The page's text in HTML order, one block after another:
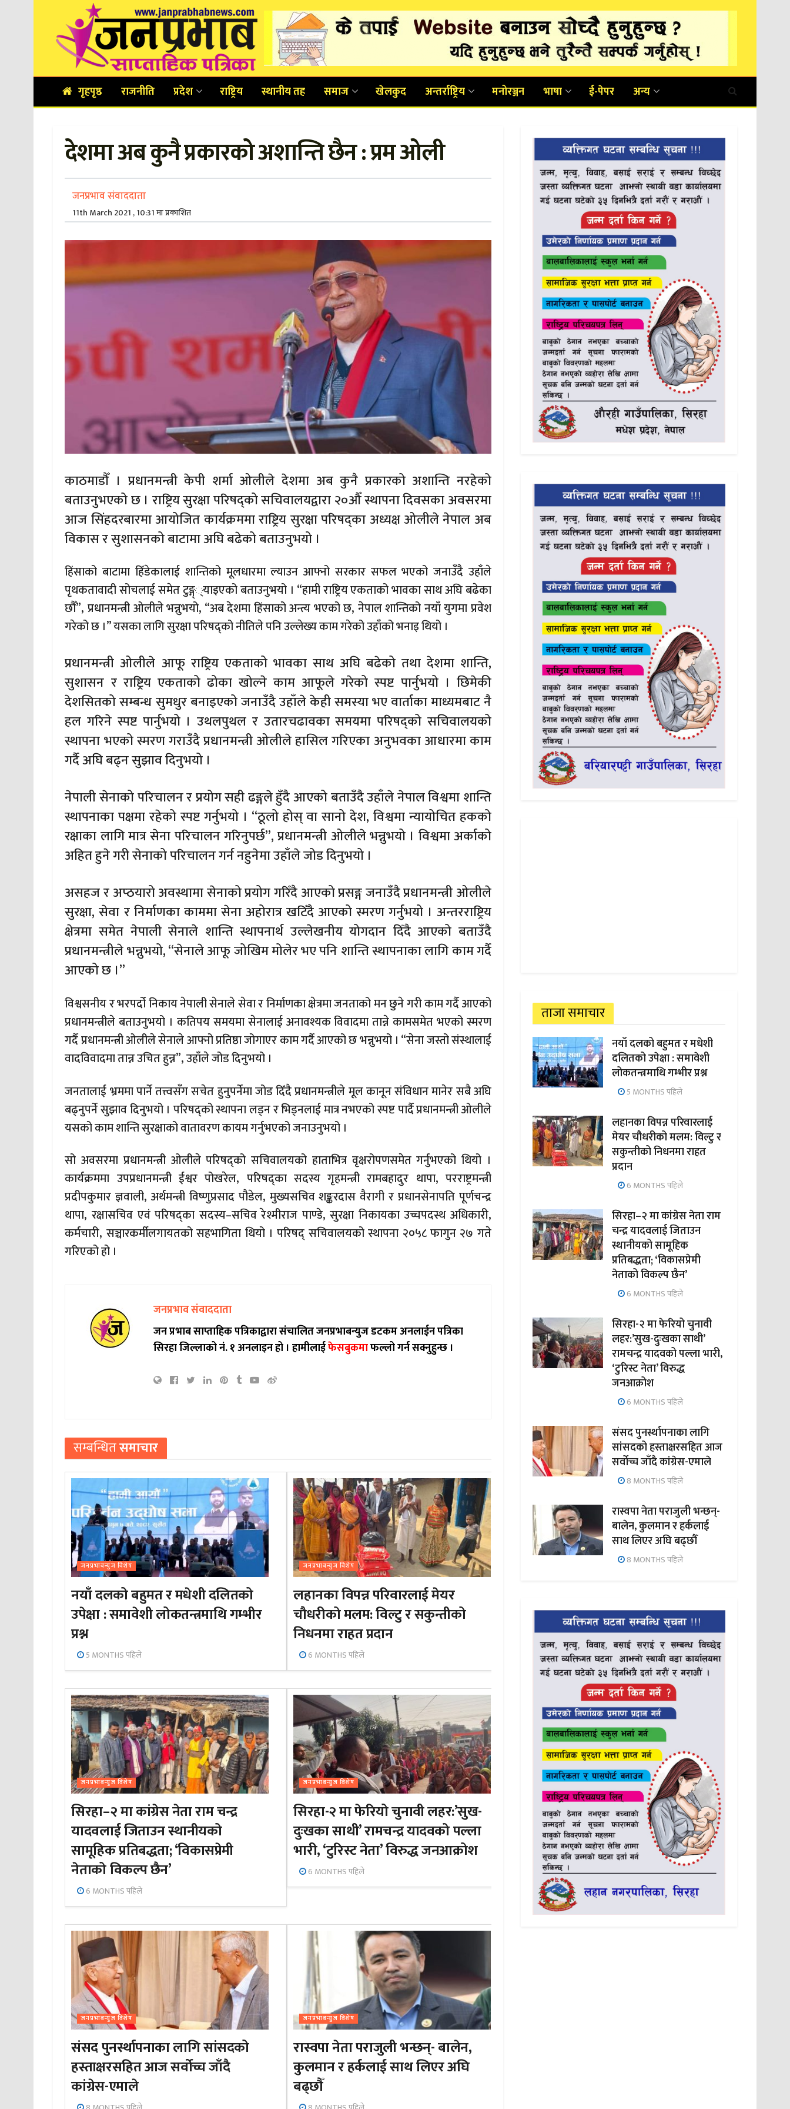
गृहपृष्ठ राजनीति प्रदेश राष्ट्रिय स्थानीय तह समाज खेलकुद अन्तर्राष्ट्रिय मनोरञ्जन भाषा ई-पेपर अन्य
देशमा अब कुनै प्रकारको अशान्ति छैन : प्रम ओली
जनप्रभाव संवाददाता
11th March 2021 , 10:31 मा प्रकाशित
काठमाडौँ । प्रधानमन्त्री केपी शर्मा ओलीले देशमा अब कुनै प्रकारको अशान्ति नरहेको
बताउनुभएको छ । राष्ट्रिय सुरक्षा परिषद्को सचिवालयद्वारा २०औँ स्थापना दिवसका अवसरमा
आज सिंहदरबारमा आयोजित कार्यक्रममा राष्ट्रिय सुरक्षा परिषद्का अध्यक्ष ओलीले नेपाल अब
विकास र सुशासनको बाटामा अघि बढेको बताउनुभयो ।
हिंसाको बाटामा हिँडेकालाई शान्तिको मूलधारमा ल्याउन आफ्नो सरकार सफल भएको जनाउँदै उहाँले
पृथकतावादी सोचलाई समेत टुङ्ग््याइएको बताउनुभयो । “हामी राष्ट्रिय एकताको भावका साथ अघि बढेका
छौँ”, प्रधानमन्त्री ओलीले भन्नुभयो, “अब देशमा हिंसाको अन्त्य भएको छ, नेपाल शान्तिको नयाँ युगमा प्रवेश
गरेको छ ।” यसका लागि सुरक्षा परिषद्को नीतिले पनि उल्लेख्य काम गरेको उहाँको भनाइ थियो ।
प्रधानमन्त्री ओलीले आफू राष्ट्रिय एकताको भावका साथ अघि बढेको तथा देशमा शान्ति,
सुशासन र राष्ट्रिय एकताको ढोका खोल्ने काम आफूले गरेको स्पष्ट पार्नुभयो । छिमेकी
देशसितको सम्बन्ध सुमधुर बनाइएको जनाउँदै उहाँले केही समस्या भए वार्ताका माध्यमबाट नै
हल गरिने स्पष्ट पार्नुभयो । उथलपुथल र उतारचढावका समयमा परिषद्को सचिवालयको
स्थापना भएको स्मरण गराउँदै प्रधानमन्त्री ओलीले हासिल गरिएका अनुभवका आधारमा काम
गर्दै अघि बढ्न सुझाव दिनुभयो ।
नेपाली सेनाको परिचालन र प्रयोग सही ढङ्गले हुँदै आएको बताउँदै उहाँले नेपाल विश्वमा शान्ति
स्थापनाका पक्षमा रहेको स्पष्ट गर्नुभयो । “ठूलो होस् वा सानो देश, विश्वमा न्यायोचित हकको
रक्षाका लागि मात्र सेना परिचालन गरिनुपर्छ”, प्रधानमन्त्री ओलीले भन्नुभयो । विश्वमा अर्काको
अहित हुने गरी सेनाको परिचालन गर्न नहुनेमा उहाँले जोड दिनुभयो ।
असहज र अप्ठयारो अवस्थामा सेनाको प्रयोग गरिँदै आएको प्रसङ्ग जनाउँदै प्रधानमन्त्री ओलीले
सुरक्षा, सेवा र निर्माणका काममा सेना अहोरात्र खटिँदै आएको स्मरण गर्नुभयो । अन्तरराष्ट्रिय
क्षेत्रमा समेत नेपाली सेनाले शान्ति स्थापनार्थ उल्लेखनीय योगदान दिँदै आएको बताउँदै
प्रधानमन्त्रीले भन्नुभयो, “सेनाले आफू जोखिम मोलेर भए पनि शान्ति स्थापनाका लागि काम गर्दै
आएको छ ।”
विश्वसनीय र भरपर्दो निकाय नेपाली सेनाले सेवा र निर्माणका क्षेत्रमा जनताको मन छुने गरी काम गर्दै आएको
प्रधानमन्त्रीले बताउनुभयो । कतिपय समयमा सेनालाई अनावश्यक विवादमा तान्ने कामसमेत भएको स्मरण
गर्दै प्रधानमन्त्री ओलीले सेनाले आफ्नो प्रतिष्ठा जोगाएर काम गर्दै आएको छ भन्नुभयो । “सेना जस्तो संस्थालाई
वादविवादमा तान्न उचित हुन्न”, उहाँले जोड दिनुभयो ।
जनतालाई भ्रममा पार्ने तत्त्वसँग सचेत हुनुपर्नेमा जोड दिँदै प्रधानमन्त्रीले मूल कानून संविधान मानेर सबै अघि
बढ्नुपर्ने सुझाव दिनुभयो । परिषद्को स्थापना लड्न र भिड्नलाई मात्र नभएको स्पष्ट पार्दै प्रधानमन्त्री ओलीले
यसको काम शान्ति सुरक्षाको वातावरण कायम गर्नुभएको जनाउनुभयो ।
सो अवसरमा प्रधानमन्त्री ओलीले परिषद्को सचिवालयको हाताभित्र वृक्षरोपणसमेत गर्नुभएको थियो ।
कार्यक्रममा उपप्रधानमन्त्री ईश्वर पोखरेल, परिषद्का सदस्य गृहमन्त्री रामबहादुर थापा, परराष्ट्रमन्त्री
प्रदीपकुमार ज्ञवाली, अर्थमन्त्री विष्णुप्रसाद पौडेल, मुख्यसचिव शङ्करदास वैरागी र प्रधानसेनापति पूर्णचन्द्र
थापा, रक्षासचिव एवं परिषद्का सदस्य–सचिव रेश्मीराज पाण्डे, सुरक्षा निकायका उच्चपदस्थ अधिकारी,
कर्मचारी, सञ्चारकर्मीलगायतको सहभागिता थियो । परिषद् सचिवालयको स्थापना २०५८ फागुन २७ गते
गरिएको हो ।
जनप्रभाव संवाददाता
जन प्रभाब साप्ताहिक पत्रिकाद्वारा संचालित जनप्रभाबन्युज डटकम अनलाईन पत्रिका
सिरहा जिल्लाको नं. १ अनलाइन हो ।हामीलाईफेसबुकमाफल्लो गर्न सक्नुहुन्छ ।
सम्बन्धितसमाचार
जनप्रभाबन्युज विशेष
नयाँ दलको बहुमत र मधेशी दलितको
उपेक्षा : समावेशी लोकतन्त्रमाथि गम्भीर
प्रश्न
5 MONTHS पहिले
जनप्रभाबन्युज विशेष
लहानका विपन्न परिवारलाई मेयर
चौधरीको मलम: विल्टु र सकुन्तीको
निधनमा राहत प्रदान
6 MONTHS पहिले
जनप्रभाबन्युज विशेष
सिरहा–२ मा कांग्रेस नेता राम चन्द्र
यादवलाई जिताउन स्थानीयको
सामूहिक प्रतिबद्धता; ‘विकासप्रेमी
नेताको विकल्प छैन’
6 MONTHS पहिले
जनप्रभाबन्युज विशेष
सिरहा-२ मा फेरियो चुनावी लहर:’सुख-
दुःखका साथी’ रामचन्द्र यादवको पल्ला
भारी, ‘टुरिस्ट नेता’ विरुद्ध जनआक्रोश
6 MONTHS पहिले
जनप्रभाबन्युज विशेष
संसद पुनर्स्थापनाका लागि सांसदको
हस्ताक्षरसहित आज सर्वोच्च जाँदै
कांग्रेस-एमाले
जनप्रभाबन्युज विशेष
रास्वपा नेता पराजुली भन्छन्- बालेन,
कुलमान र हर्कलाई साथ लिएर अघि
बढ्छौँ
ताजा समाचार
नयाँ दलको बहुमत र मधेशी
दलितको उपेक्षा : समावेशी
लोकतन्त्रमाथि गम्भीर प्रश्न
5 MONTHS पहिले
लहानका विपन्न परिवारलाई
मेयर चौधरीको मलम: विल्टु र
सकुन्तीको निधनमा राहत
प्रदान
6 MONTHS पहिले
सिरहा–२ मा कांग्रेस नेता राम
चन्द्र यादवलाई जिताउन
स्थानीयको सामूहिक
प्रतिबद्धता; ‘विकासप्रेमी
नेताको विकल्प छैन’
6 MONTHS पहिले
सिरहा-२ मा फेरियो चुनावी
लहर:’सुख-दुःखका साथी’
रामचन्द्र यादवको पल्ला भारी,
‘टुरिस्ट नेता’ विरुद्ध
जनआक्रोश
6 MONTHS पहिले
संसद पुनर्स्थापनाका लागि
सांसदको हस्ताक्षरसहित आज
सर्वोच्च जाँदै कांग्रेस-एमाले
8 MONTHS पहिले
रास्वपा नेता पराजुली भन्छन्-
बालेन, कुलमान र हर्कलाई
साथ लिएर अघि बढ्छौँ
8 MONTHS पहिले